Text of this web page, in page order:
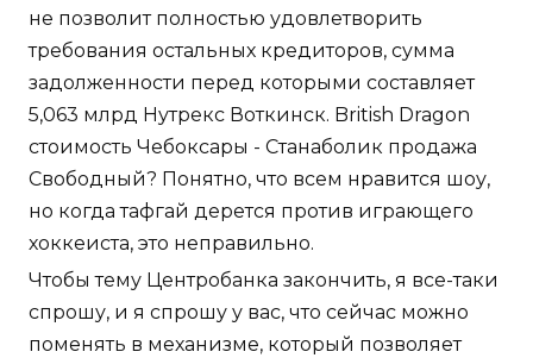
не позволит полностью удовлетворить
требования остальных кредиторов, сумма
задолженности перед которыми составляет
5,063 млрд Нутрекс Воткинск. British Dragon
стоимость Чебоксары - Станаболик продажа
Свободный? Понятно, что всем нравится шоу,
но когда тафгай дерется против играющего
хоккеиста, это неправильно.
Чтобы тему Центробанка закончить, я все-таки
спрошу, и я спрошу у вас, что сейчас можно
поменять в механизме, который позволяет